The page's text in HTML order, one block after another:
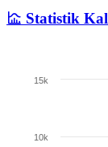
Statistik
The chart has 1 Y
10k
15k